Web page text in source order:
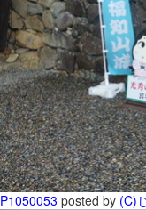
P1050053 posted by (C)